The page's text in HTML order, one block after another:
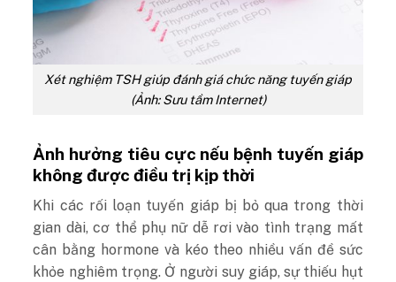
Xét nghiệm TSH giúp đánh giá chức năng tuyến giáp
(Ảnh: Sưu tầm Internet)
Ảnh hưởng tiêu cực nếu bệnh tuyến giáp
không được điều trị kịp thời
Khi các rối loạn tuyến giáp bị bỏ qua trong thời
gian dài, cơ thể phụ nữ dễ rơi vào tình trạng mất
cân bằng hormone và kéo theo nhiều vấn đề sức
khỏe nghiêm trọng. Ở người suy giáp, sự thiếu hụt